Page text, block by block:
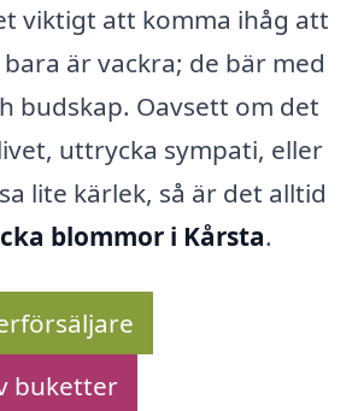
viktigt att komma ihåg att
är vackra; de bär med
budskap. Oavsett om det
uttrycka sympati, eller
lite kärlek, så är det alltid
blommor i Kårsta.
buketter